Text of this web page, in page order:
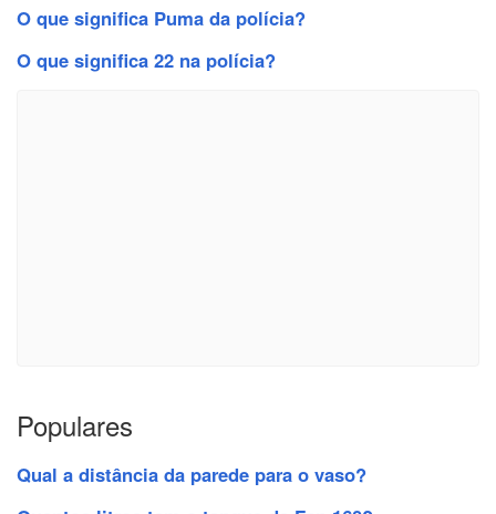
O que significa Puma da polícia?
O que significa 22 na polícia?
Populares
Qual a distância da parede para o vaso?